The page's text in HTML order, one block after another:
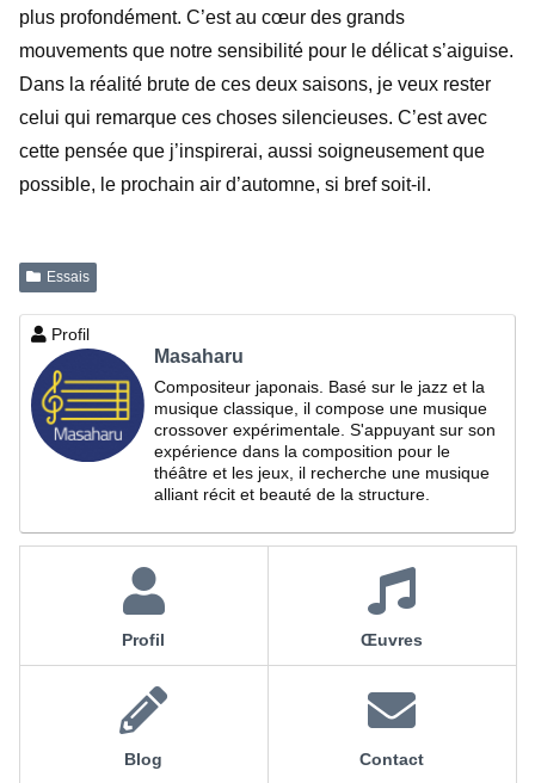
plus profondément. C’est au cœur des grands
mouvements que notre sensibilité pour le délicat s’aiguise.
Dans la réalité brute de ces deux saisons, je veux rester
celui qui remarque ces choses silencieuses. C’est avec
cette pensée que j’inspirerai, aussi soigneusement que
possible, le prochain air d’automne, si bref soit-il.
Essais
Profil
Masaharu
Compositeur japonais. Basé sur le jazz et la
musique classique, il compose une musique
crossover expérimentale. S'appuyant sur son
expérience dans la composition pour le
théâtre et les jeux, il recherche une musique
alliant récit et beauté de la structure.
Profil Œuvres
Blog Contact